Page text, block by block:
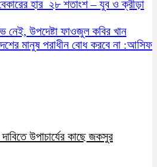
বেকারের হার ২৮ শতাংশ – যুব ও ক্রীড়া
নেই, উপদেষ্টা ফাওজুল কবির খান
মানুষ পরাধীন বোধ করবে না :আসিফ
উপাচার্যের কাছে জকসুর